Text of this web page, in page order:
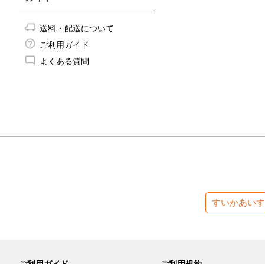
送料・配送について
ご利用ガイド
よくある質問
すいかあいす